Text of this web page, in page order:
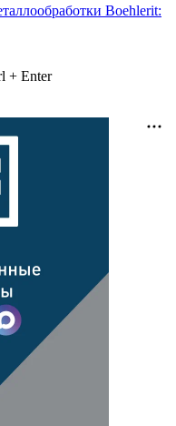
Boehlerit:
+ Enter